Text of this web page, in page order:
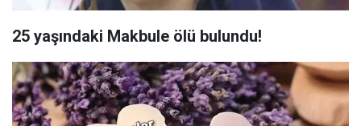
25 yaşındaki Makbule ölü bulundu!